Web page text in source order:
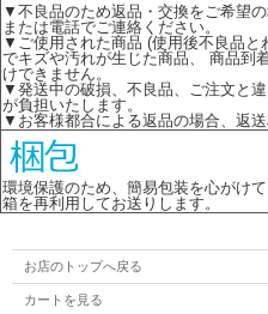
▼不良品のため返品・交換をご希望
または電話でご連絡ください。
▼ご使用された商品 (使用後不良品
でキズや汚れが生じた商品、 商品到
けできません。
▼発送中の破損、不良品、ご注文と
が負担いたします。
▼お客様都合による返品の場合、返送
環境保護のため、簡易包装を心がけ
箱を再利用してお送りします。
お店のトップへ戻る
カートを見る